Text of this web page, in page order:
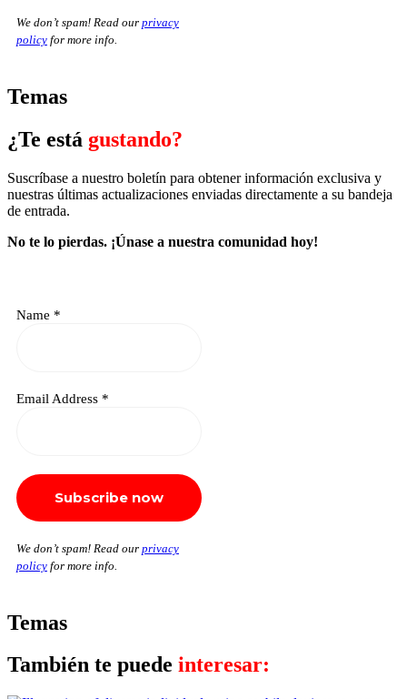
We don’t spam! Read our privacy
policy for more info.
Temas
¿Te está gustando?
Suscríbase a nuestro boletín para obtener información exclusiva y
nuestras últimas actualizaciones enviadas directamente a su bandeja
de entrada.
No te lo pierdas. ¡Únase a nuestra comunidad hoy!
Name *
Email Address *
We don’t spam! Read our privacy
policy for more info.
Temas
También te puede interesar: